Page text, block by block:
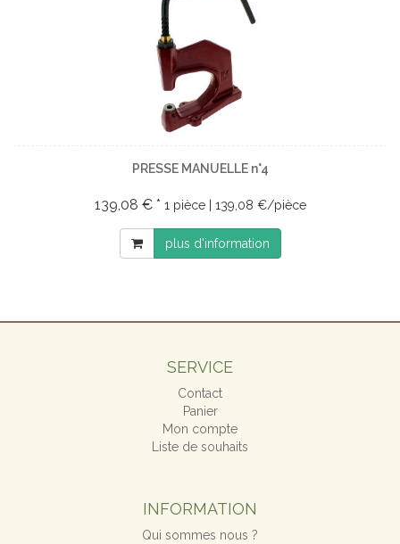
PRESSE MANUELLE n°4
139,08 € * 1 pièce | 139,08 €/pièce
plus d'information
SERVICE
Contact
Panier
Mon compte
Liste de souhaits
INFORMATION
Qui sommes nous ?